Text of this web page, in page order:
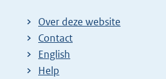
Over deze website
Contact
English
Help